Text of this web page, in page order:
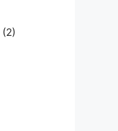
(2)